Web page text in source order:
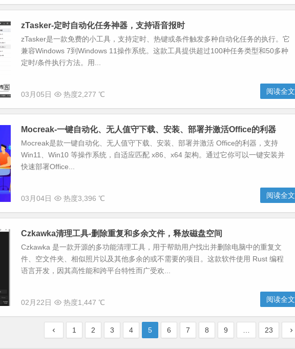
zTasker-定时自动化任务神器，支持语音报时
zTasker是一款免费的小工具，支持定时、热键或条件触发多种自动化任务的执行。它
兼容Windows 7到Windows 11操作系统。这款工具提供超过100种任务类型和50多种
定时/条件执行方法。用...
03月05日 热度2,277 ℃ 阅读全文
Mocreak-一键自动化、无人值守下载、安装、部署并激活Office的利器
Mocreak是款一键自动化、无人值守下载、安装、部署并激活 Office的利器，支持
Win11、Win10 等操作系统，自适应匹配 x86、x64 架构。通过它你可以一键安装并
快速部署Office...
03月04日 热度3,396 ℃ 阅读全文
Czkawka清理工具-删除重复和多余文件，释放磁盘空间
Czkawka 是一款开源的多功能清理工具，用于帮助用户找出并删除电脑中的重复文
件、空文件夹、相似照片以及其他多余的或不需要的项目。这款软件使用 Rust 编程
语言开发，因其高性能和跨平台特性而广受欢...
02月22日 热度1,447 ℃ 阅读全文
1 2 3 4 5 6 7 8 9 23